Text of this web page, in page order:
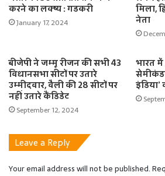
करने का लक्ष्य : गडकरी
January 17, 2024
मिला,
नेता
बीजेपी ने जम्मू रीजन की सभी 43
विधानसभा सीटों पर उतारे
उम्मीदवार, वैली की 28 सीटों पर
नहीं उतारे कैंडिडेट
September 12, 2024
भारत
Leave a Reply
Your email address will not be published.